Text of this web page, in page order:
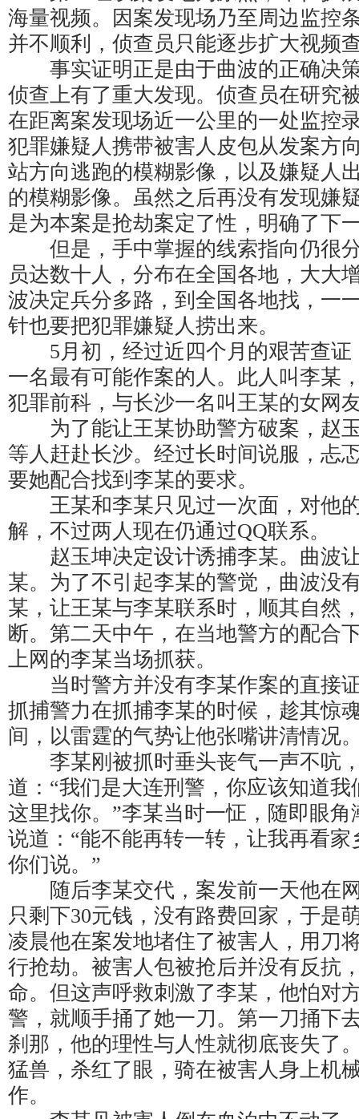
海量视频。因案发现场乃至周边监控
并不顺利，侦查员只能逐步扩大视频
事实证明正是由于曲波的正确决
侦查上有了重大发现。侦查员在研究
在距离案发现场近一公里的一处监控
犯罪嫌疑人携带被害人皮包从发案方
站方向逃跑的模糊影像，以及嫌疑人
的模糊影像。虽然之后再没有发现嫌
是为本案是抢劫案定了性，明确了下
但是，手中掌握的线索指向仍很
员达数十人，分布在全国各地，大大
波决定兵分多路，到全国各地找，一
针也要把犯罪嫌疑人捞出来。
5月初，经过近四个月的艰苦查证
一名最有可能作案的人。此人叫李某
犯罪前科，与长沙一名叫王某的女网
为了能让王某协助警方破案，赵
等人赶赴长沙。经过长时间说服，忐
要她配合找到李某的要求。
王某和李某只见过一次面，对他
解，不过两人现在仍通过QQ联系。
赵玉坤决定设计诱捕李某。曲波
某。为了不引起李某的警觉，曲波没
某，让王某与李某联系时，顺其自然
断。第二天中午，在当地警方的配合
上网的李某当场抓获。
当时警方并没有李某作案的直接
抓捕警力在抓捕李某的时候，趁其惊
间，以雷霆的气势让他张嘴讲清情况
李某刚被抓时垂头丧气一声不吭
道：“我们是大连刑警，你应该知道
这里找你。”李某当时一怔，随即眼
说道：“能不能再转一转，让我再看
你们说。”
随后李某交代，案发前一天他在
只剩下30元钱，没有路费回家，于是
凌晨他在案发地堵住了被害人，用刀
行抢劫。被害人包被抢后并没有反抗
命。但这声呼救刺激了李某，他怕对
警，就顺手捅了她一刀。第一刀捅下
刹那，他的理性与人性就彻底丧失了
猛兽，杀红了眼，骑在被害人身上机
作。